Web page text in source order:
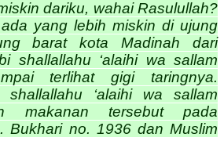
dariku, wahai Rasulullah?
yang lebih miskin di ujung
barat kota Madinah dari
shallallahu ‘alaihi wa sallam
terlihat gigi taringnya.
shallallahu ‘alaihi wa sallam
makanan tersebut pada
Bukhari no. 1936 dan Muslim